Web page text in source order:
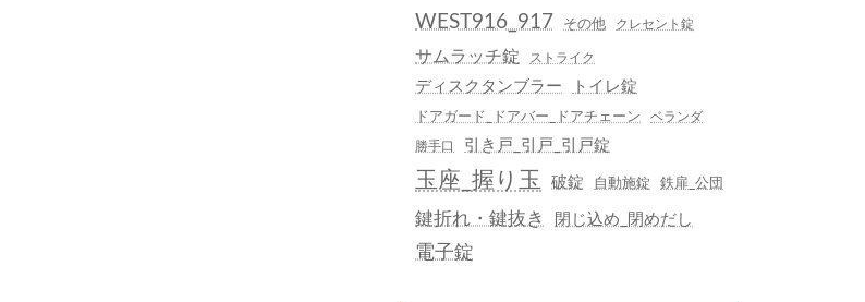
WEST916_917 その他 クレセント錠
サムラッチ錠 ストライク
ディスクタンブラー トイレ錠
ドアガード_ドアバー_ドアチェーン ベランダ
勝手口 引き戸_引戸_引戸錠
玉座_握り玉 破錠 自動施錠 鉄扉_公団
鍵折れ・鍵抜き 閉じ込め_閉めだし
電子錠